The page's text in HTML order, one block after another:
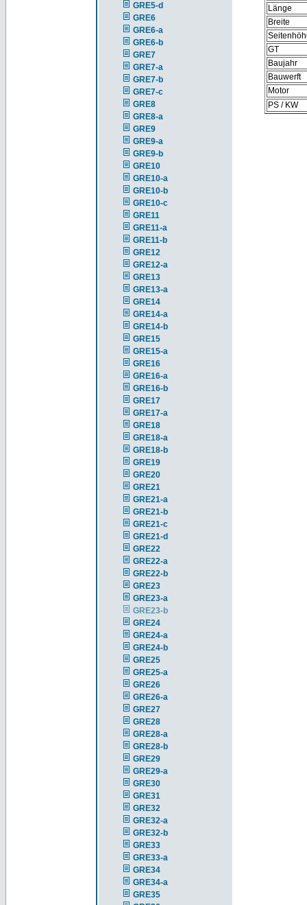
GRE5-d
GRE6
GRE6-a
GRE6-b
GRE7
GRE7-a
GRE7-b
GRE7-c
GRE8
GRE8-a
GRE9
GRE9-a
GRE9-b
GRE10
GRE10-a
GRE10-b
GRE10-c
GRE11
GRE11-a
GRE11-b
GRE12
GRE12-a
GRE13
GRE13-a
GRE14
GRE14-a
GRE14-b
GRE15
GRE15-a
GRE16
GRE16-a
GRE16-b
GRE17
GRE17-a
GRE18
GRE18-a
GRE18-b
GRE19
GRE20
GRE21
GRE21-a
GRE21-b
GRE21-c
GRE21-d
GRE22
GRE22-a
GRE22-b
GRE23
GRE23-a
GRE23-b
GRE24
GRE24-a
GRE24-b
GRE25
GRE25-a
GRE26
GRE26-a
GRE27
GRE28
GRE28-a
GRE28-b
GRE29
GRE29-a
GRE30
GRE31
GRE32
GRE32-a
GRE32-b
GRE33
GRE33-a
GRE34
GRE34-a
GRE35
Länge
Breite
GT
Baujahr
Bauwerft
Motor
PS / KW